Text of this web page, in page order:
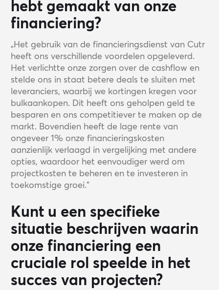
hebt gemaakt van onze
financiering?
„Het gebruik van de financieringsdienst van Cutr
heeft ons verschillende voordelen opgeleverd.
Het verlichtte onze zorgen over de cashflow en
stelde ons in staat betere deals te sluiten met
leveranciers, waarbij we kortingen kregen voor
bulkaankopen. Dit heeft ons geholpen geld te
besparen en ons competitiever te maken op de
markt. Bovendien heeft de lage rente van
ongeveer 1% onze financieringskosten
aanzienlijk verlaagd in vergelijking met andere
opties, waardoor het eenvoudiger werd om
projectkosten te beheren en te investeren in
toekomstige groei.”
Kunt u een specifieke
situatie beschrijven waarin
onze financiering een
cruciale rol speelde in het
succes van projecten?